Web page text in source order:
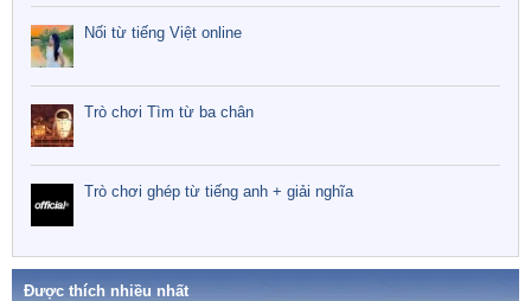
Nối từ tiếng Việt online
Trò chơi Tìm từ ba chân
Trò chơi ghép từ tiếng anh + giải nghĩa
Được thích nhiều nhất